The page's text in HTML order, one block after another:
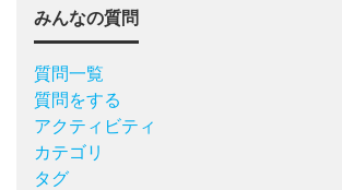
みんなの質問
質問一覧
質問をする
アクティビティ
カテゴリ
タグ